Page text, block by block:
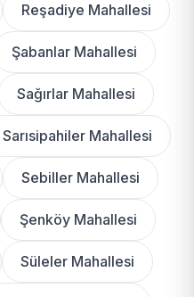
Reşadiye Mahallesi
Şabanlar Mahallesi
Sağırlar Mahallesi
Sarısipahiler Mahallesi
Sebiller Mahallesi
Şenköy Mahallesi
Süleler Mahallesi